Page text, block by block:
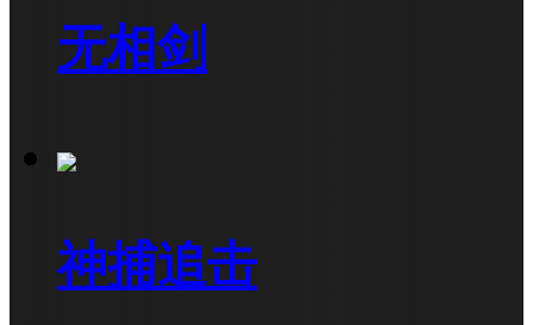
无相剑
神捕追击